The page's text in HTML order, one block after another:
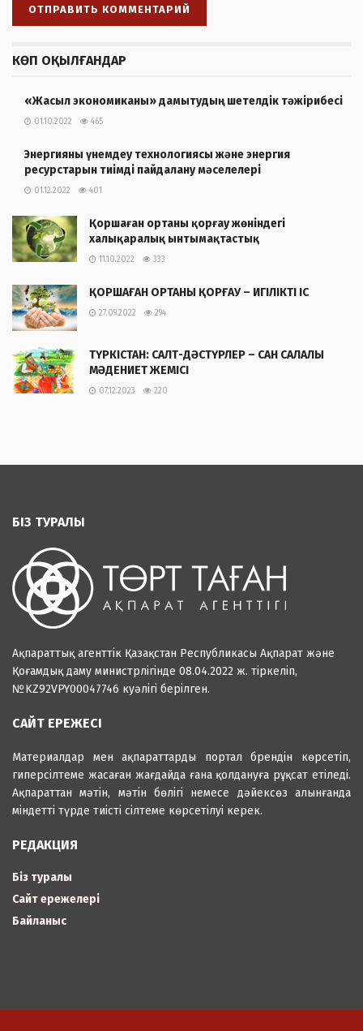
КӨП ОҚЫЛҒАНДАР
«Жасыл экономиканы» дамытудың шетелдік тәжірибесі
01.10.2022 465
Энергияны үнемдеу технологиясы және энергия
ресурстарын тиімді пайдалану мәселелері
01.12.2022 401
Қоршаған ортаны қорғау жөніндегі
халықаралық ынтымақтастық
11.10.2022 333
ҚОРШАҒАН ОРТАНЫ ҚОРҒАУ – ИГІЛІКТІ ІС
27.09.2022 294
ТҮРКІСТАН: САЛТ-ДӘСТҮРЛЕР – САН САЛАЛЫ
МӘДЕНИЕТ ЖЕМІСІ
07.12.2023 220
БІЗ ТУРАЛЫ
Ақпараттық агенттік Қазақстан Республикасы Ақпарат және
Қоғамдық даму министрлігінде 08.04.2022 ж. тіркеліп,
№KZ92VPY00047746 куәлігі берілген.
САЙТ ЕРЕЖЕСІ
Материалдар мен ақпараттарды портал брендін көрсетіп,
гиперсілтеме жасаған жағдайда ғана қолдануға рұқсат етіледі.
Ақпараттан мәтін, мәтін бөлігі немесе дәйексөз алынғанда
міндетті түрде тиісті сілтеме көрсетілуі керек.
РЕДАКЦИЯ
Біз туралы
Сайт ережелері
Байланыс